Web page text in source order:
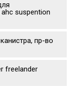
suspention
пр-во
freelander